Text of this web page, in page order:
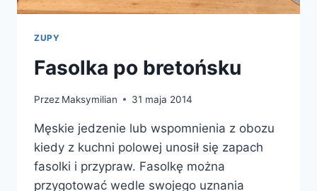
ZUPY
Fasolka po bretońsku
Przez Maksymilian 31 maja 2014
Męskie jedzenie lub wspomnienia z obozu
kiedy z kuchni polowej unosił się zapach
fasolki i przypraw. Fasolkę można
przygotować wedle swojego uznania